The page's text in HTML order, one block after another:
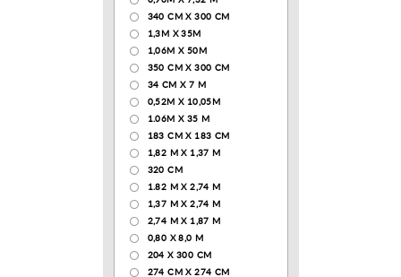
340 CM X 300 CM
1,3M X 35M
1,06M X 50M
350 CM X 300 CM
34 CM X 7 M
0,52М Х 10,05М
1.06M X 35 M
183 СМ Х 183 СМ
1,82 М Х 1,37 М
320 CM
1.82 М Х 2,74 М
1,37 М Х 2,74 М
2,74 М Х 1,87 М
0,80 Х 8,0 М
204 Х 300 СМ
274 СМ Х 274 СМ